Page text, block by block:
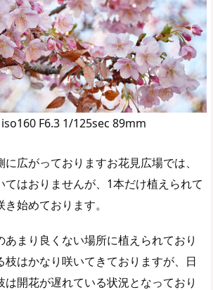
F6.3 1/125sec 89mm
広がっておりますお花見広場では、
てはおりませんが、1本だけ植えられて
始めております。
まり良くない場所に植えられており
枝はかなり咲いてきておりますが、日
は開花が遅れている状況となっており